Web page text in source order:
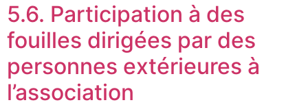
5.6. Participation à des
fouilles dirigées par des
personnes extérieures à
l’association